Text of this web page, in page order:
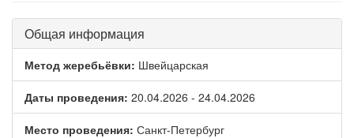
Общая информация
Метод жеребьёвки: Швейцарская
Даты проведения: 20.04.2026 - 24.04.2026
Место проведения: Санкт-Петербург